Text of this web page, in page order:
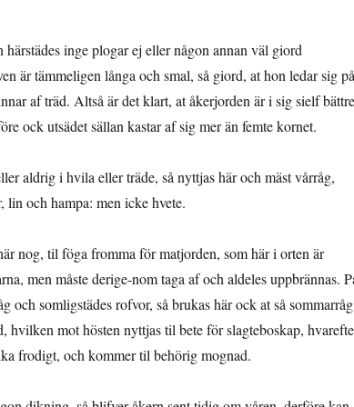
härstädes inge plogar ej eller någon annan väl giord
är tämmeligen långa och smal, så giord, at hon ledar sig på
af träd. Altså är det klart, at åkerjorden är i sig sielf
ock utsädet sällan kastar af sig mer än femte kornet.
aldrig i hvila eller träde, så nyttjas här och mäst vårråg,
lin och hampa: men icke hvete.
nog, til föga fromma för matjorden, som här i orten är
men måste derige-nom taga af och aldeles uppbrännas.
och somligstädes rofvor, så brukas här ock at så sommarråg
hvilken mot hösten nyttjas til bete för slagteboskap,
frodigt, och kommer til be­hörig mognad.